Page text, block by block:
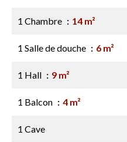
1 Chambre 14 m²
1 Salle de douche 6 m²
1 Hall 9 m²
1 Balcon 4 m²
1 Cave